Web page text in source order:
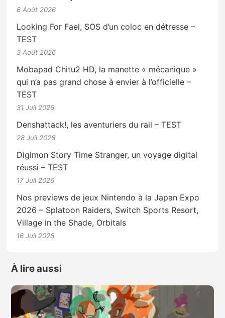
6 Août 2026
Looking For Fael, SOS d’un coloc en détresse –
TEST
3 Août 2026
Mobapad Chitu2 HD, la manette « mécanique »
qui n’a pas grand chose à envier à l’officielle –
TEST
31 Juil 2026
Denshattack!, les aventuriers du rail – TEST
28 Juil 2026
Digimon Story Time Stranger, un voyage digital
réussi – TEST
17 Juil 2026
Nos previews de jeux Nintendo à la Japan Expo
2026 – Splatoon Raiders, Switch Sports Resort,
Village in the Shade, Orbitals
16 Juil 2026
À lire aussi